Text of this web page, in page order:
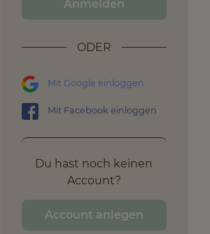
Anmelden
ODER
Mit Google einloggen
Mit Facebook einloggen
Du hast noch keinen
Account?
Account anlegen